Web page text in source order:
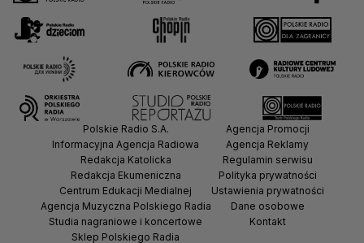
Polskie Radio S.A.
Informacyjna Agencja Radiowa
Redakcja Katolicka
Redakcja Ekumeniczna
Centrum Edukacji Medialnej
Agencja Muzyczna Polskiego Radia
Studia nagraniowe i koncertowe
Sklep Polskiego Radia
Agencja Promocji
Agencja Reklamy
Regulamin serwisu
Polityka prywatności
Ustawienia prywatności
Dane osobowe
Kontakt